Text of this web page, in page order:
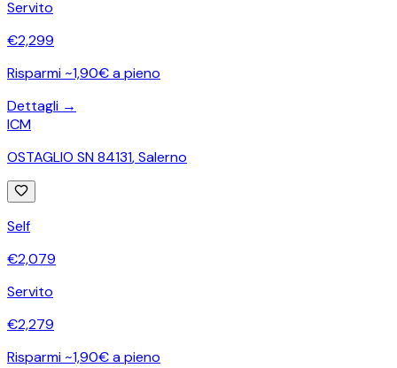
Servito
€2,299
Risparmi ~1,90€ a pieno
Dettagli →
ICM
OSTAGLIO SN 84131,Salerno
Self
€2,079
Servito
€2,279
Risparmi ~1,90€ a pieno